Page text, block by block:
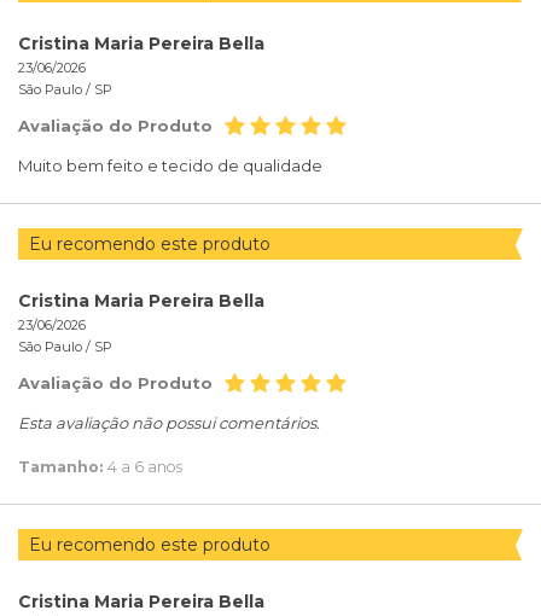
Cristina Maria Pereira Bella
23/06/2026
São Paulo / SP
Avaliação do Produto
Muito bem feito e tecido de qualidade
Eu recomendo este produto
Cristina Maria Pereira Bella
23/06/2026
São Paulo / SP
Avaliação do Produto
Esta avaliação não possui comentários.
Tamanho: 4 a 6 anos
Eu recomendo este produto
Cristina Maria Pereira Bella